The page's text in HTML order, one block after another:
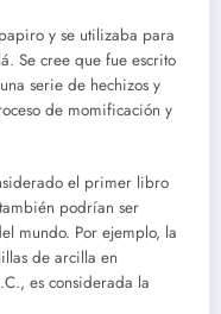
y se utilizaba para
Se cree que fue escrito
serie de hechizos y
de momificación y
el primer libro
podrían ser
mundo. Por ejemplo, la
de arcilla en
es considerada la